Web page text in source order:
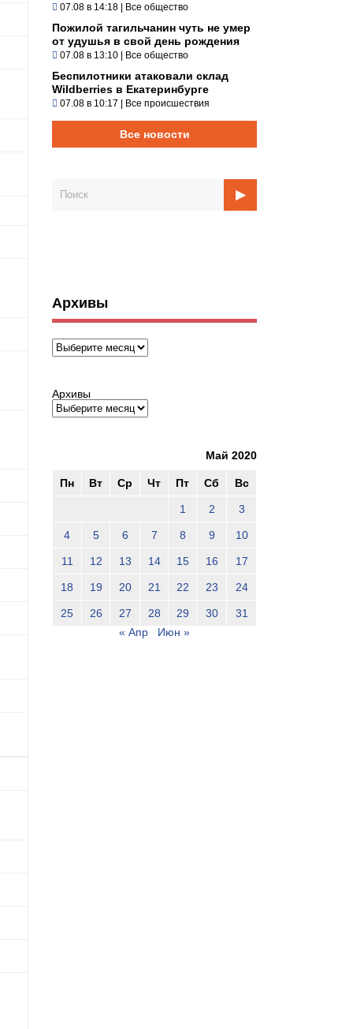
07.08 в 14:18 | Все общество
Пожилой тагильчанин чуть не умер
от удушья в свой день рождения
07.08 в 13:10 | Все общество
Беспилотники атаковали склад
Wildberries в Екатеринбурге
07.08 в 10:17 | Все происшествия
Все новости
Архивы
Архивы
Архивы
Май 2020
Пн Вт Ср Чт Пт Сб Вс
1 2 3
4 5 6 7 8 9 10
11 12 13 14 15 16 17
18 19 20 21 22 23 24
25 26 27 28 29 30
31
« Апр
Июн »